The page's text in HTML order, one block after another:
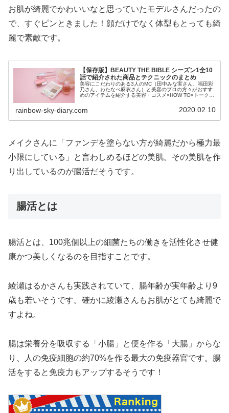
お肌が綺麗でかわいいなと思っていたモデルさんだったの
で、すぐピンときました！顔だけでなく体型もとっても綺
麗で素敵です。
【保存版】BEAUTY THE BIBLE シーズン1全10
話で紹介された商品とテクニックのまとめ
美容にこだわりのある3人のMC（田中みな実さん、福田彩
乃さん、わたなべ麻衣さん）と美容のプロの方々がおすす
めのアイテムを紹介する美容・コスメ×HOW TO×トーク番
rainbow-sky-diary.com 2020.02.10
メイクさんに「ファンデを塗らない方が綺麗だから極力最
小限にしている」と言わしめるほどの美肌。その美肌を作
り出しているのが腸活だそうです。
腸活とは
腸活とは、100兆個以上の細菌たちの働きを活性化させ健
康かつ美しくなるのを目指すことです。
綾瀬はるかさんも実践されていて、腸年齢が実年齢より9
歳も若いそうです。確かに綾瀬さんもお肌がとても綺麗で
すよね。
腸は栄養分を吸収する「小腸」と便を作る「大腸」からな
り、人の免疫細胞の約70%を作る最大の免疫器官です。腸
活をすると免疫力もアップするそうです！